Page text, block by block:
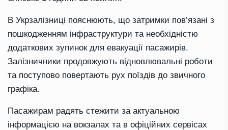
В Укрзалізниці пояснюють, що затримки пов’язані з
пошкодженням інфраструктури та необхідністю
додаткових зупинок для евакуації пасажирів.
Залізничники продовжують відновлювальні роботи
та поступово повертають рух поїздів до звичного
графіка.
Пасажирам радять стежити за актуальною
інформацією на вокзалах та в офіційних сервісах